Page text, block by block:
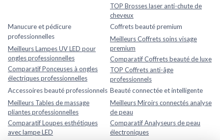
TOP Brosses laser anti-chute de
cheveux
Manucure et pédicure
professionnelles
Meilleurs Lampes UV LED pour
ongles professionnelles
Comparatif Ponceuses à ongles
électriques professionnelles
Coffrets beauté premium
Meilleurs Coffrets soins visage
premium
Comparatif Coffrets beauté de luxe
TOP Coffrets anti-âge
professionnels
Accessoires beauté professionnels
Meilleurs Tables de massage
pliantes professionnelles
Comparatif Loupes esthétiques
avec lampe LED
Beauté connectée et intelligente
Meilleurs Miroirs connectés analyse
de peau
Comparatif Analyseurs de peau
électroniques